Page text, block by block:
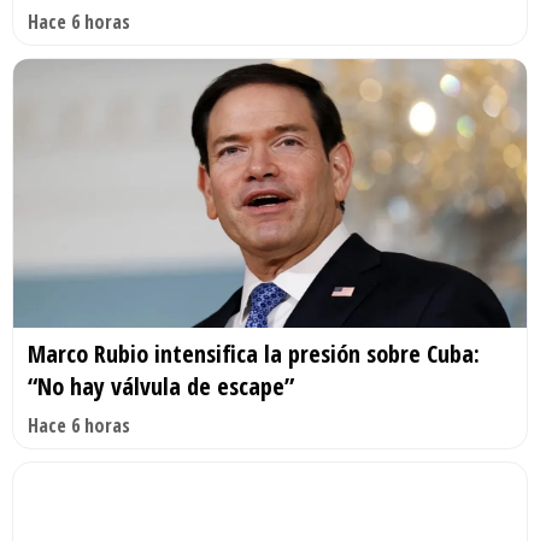
Hace 6 horas
Marco Rubio intensifica la presión sobre Cuba:
“No hay válvula de escape”
Hace 6 horas